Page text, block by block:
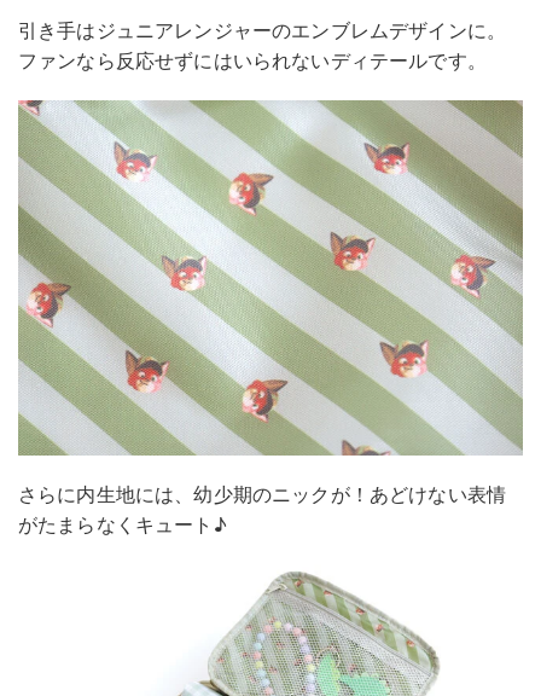
引き手はジュニアレンジャーのエンブレムデザインに。
ファンなら反応せずにはいられないディテールです。
さらに内生地には、幼少期のニックが！あどけない表情
がたまらなくキュート♪